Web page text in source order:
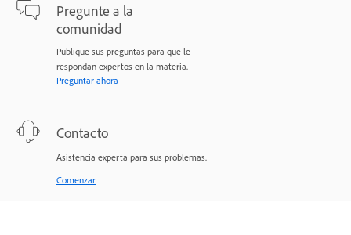
Pregunte a la
comunidad
Publique sus preguntas para que le
respondan expertos en la materia.
Preguntar ahora
Contacto
Asistencia experta para sus problemas.
Comenzar